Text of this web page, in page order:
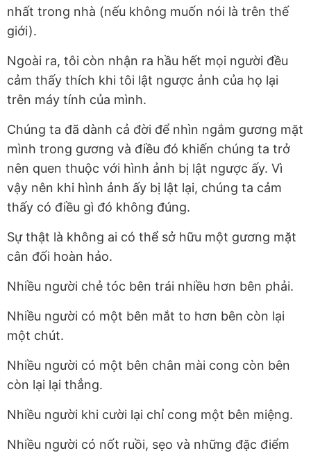
nhất trong nhà (nếu không muốn nói là trên thế
giới).
Ngoài ra, tôi còn nhận ra hầu hết mọi người đều
cảm thấy thích khi tôi lật ngược ảnh của họ lại
trên máy tính của mình.
Chúng ta đã dành cả đời để nhìn ngắm gương mặt
mình trong gương và điều đó khiến chúng ta trở
nên quen thuộc với hình ảnh bị lật ngược ấy. Vì
vậy nên khi hình ảnh ấy bị lật lại, chúng ta cảm
thấy có điều gì đó không đúng.
Sự thật là không ai có thể sở hữu một gương mặt
cân đối hoàn hảo.
Nhiều người chẻ tóc bên trái nhiều hơn bên phải.
Nhiều người có một bên mắt to hơn bên còn lại
một chút.
Nhiều người có một bên chân mài cong còn bên
còn lại lại thẳng.
Nhiều người khi cười lại chỉ cong một bên miệng.
Nhiều người có nốt ruồi, sẹo và những đặc điểm